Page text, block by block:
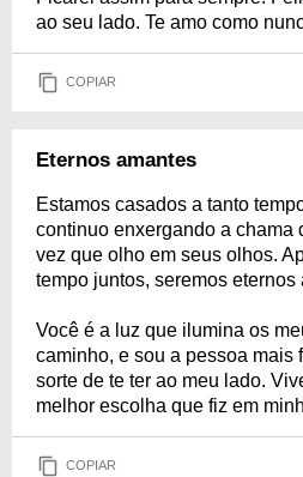
ao seu lado. Te amo como
COPIAR
Eternos amantes
Estamos casados a tanto
continuo enxergando a chama
vez que olho em seus olhos.
tempo juntos, seremos eternos
Você é a luz que ilumina os
caminho, e sou a pessoa mais
sorte de te ter ao meu lado.
melhor escolha que fiz em
COPIAR